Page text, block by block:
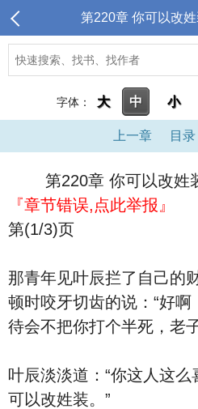
第220章 你可以改
字体： 大 中 小
上一章 目录
第220章 你可以改姓
『章节错误,点此举报』
第(1/3)页
那青年见叶辰拦了自己的
顿时咬牙切齿的说：“好啊
待会不把你打个半死，老
叶辰淡淡道：“你这人这
可以改姓装。”